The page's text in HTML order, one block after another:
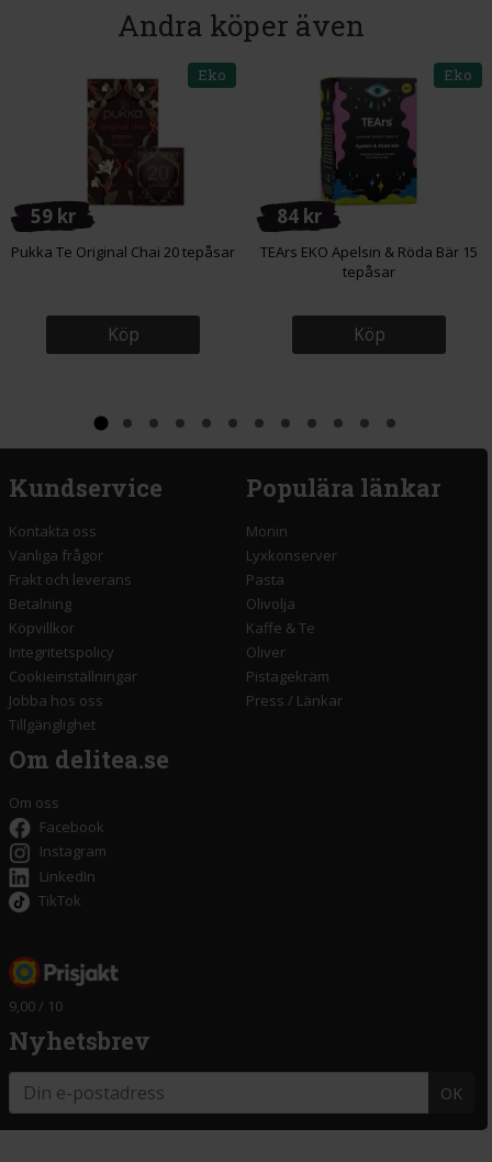
Andra köper även
59 kr
Eko
Pukka Te Original Chai 20 tepåsar
Köp
84 kr
Eko
TEArs EKO Apelsin & Röda Bär 15
tepåsar
Köp
Kundservice
Kontakta oss
Vanliga frågor
Frakt och leverans
Betalning
Köpvillkor
Integritetspolicy
Cookieinställningar
Jobba hos oss
Tillgänglighet
Populära länkar
Monin
Lyxkonserver
Pasta
Olivolja
Kaffe & Te
Oliver
Pistagekräm
Press / Länkar
Om delitea.se
Om oss
Facebook
Instagram
LinkedIn
TikTok
9,00 / 10
Nyhetsbrev
OK